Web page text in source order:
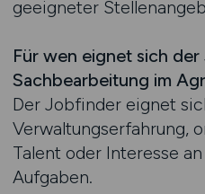
geeigneter
Für wen eignet sich
Sachbearbeitung im
Der Jobfinder eignet
Verwaltungserfahrung,
Talent oder Interesse
Aufgaben.